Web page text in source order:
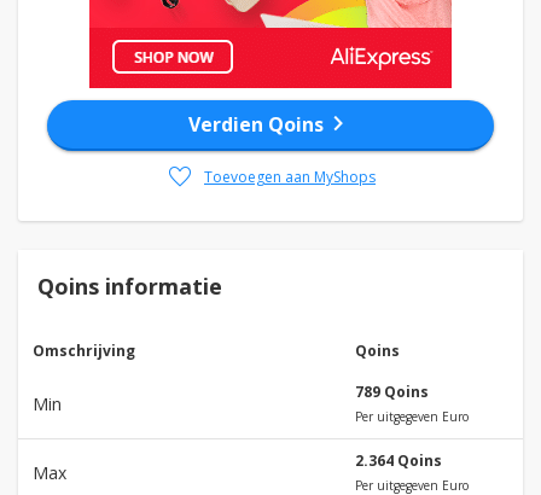
Verdien Qoins chevron_right
favorite
Toevoegen aan MyShops
Qoins informatie
Omschrijving Qoins
Min
789 Qoins
Per uitgegeven Euro
Max
2.364 Qoins
Per uitgegeven Euro